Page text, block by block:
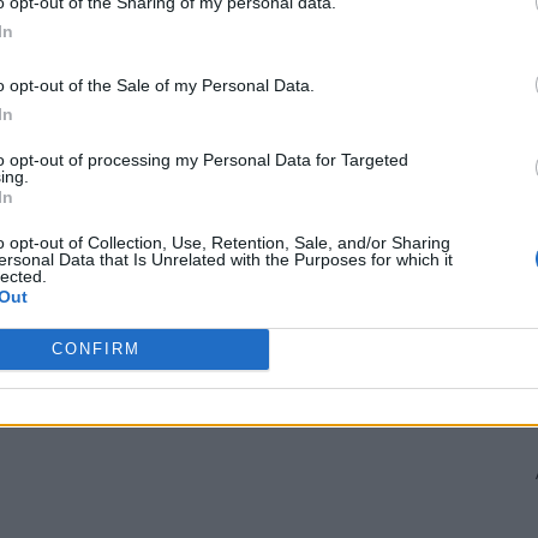
opt-out of the Sale of my Personal Data.
opt-out of processing my Personal Data for Targeted
opt-out of Collection, Use, Retention, Sale, and/or Sharing
Data that Is Unrelated with the Purposes for which it
CONFIRM
în vremurile noastre (Croația – 3,9 milioane
decât cea a Croației (8.516.000 km² / 56,542 km²) și